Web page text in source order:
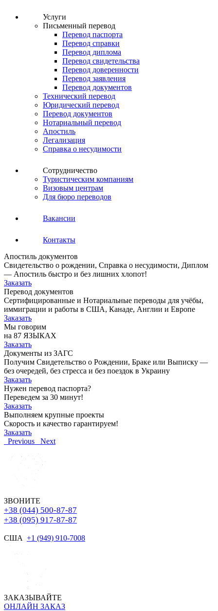
Услуги
Письменный перевод
Перевод паспорта
Перевод справки
Перевод диплома
Перевод свидетельства
Перевод доверенности
Перевод заявления
Перевод документов
Технический перевод
Юридический перевод
Перевод документов
Нотариальный перевод
Апостиль
Легализация
Справка о несудимости
Сотрудничество
Туристическим компаниям
Визовым центрам
Для бюро переводов
Вакансии
Контакты
Апостиль документов
Свидетельство о рождении, Справка о несудимости, Диплом
— Апостиль быстро и без лишних хлопот!
Заказать
Перевод документов
Сертифицированные и Нотариальные переводы для учёбы,
иммиграции и работы в США, Канаде, Англии и Европе
Заказать
Мы говорим
на 87 ЯЗЫКАХ
Заказать
Документы из ЗАГС
Получим Свидетельство о Рождении, Браке или Выписку —
без очередей, без стресса и без поездок в Украину
Заказать
Нужен перевод паспорта?
Переведем за 30 минут!
Заказать
Выполняем крупные проекты
Скорость и качество гарантируем!
Заказать
Previous
Next
ЗВОНИТЕ
+38 (044) 500-87-87
+38 (095) 917-87-87
США +1 (949) 910-7008
ЗАКАЗЫВАЙТЕ
ОНЛАЙН ЗАКАЗ